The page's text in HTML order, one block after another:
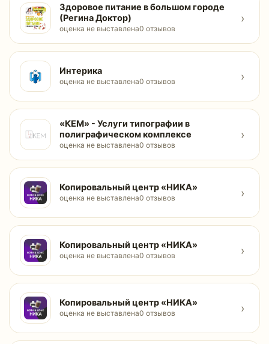
Здоровое питание в большом городе
(Регина Доктор)
оценка не выставлена0 отзывов
›
Интерика
оценка не выставлена0 отзывов ›
«КЕМ» - Услуги типографии в
полиграфическом комплексе
оценка не выставлена0 отзывов
›
Копировальный центр «НИКА»
оценка не выставлена0 отзывов ›
Копировальный центр «НИКА»
оценка не выставлена0 отзывов ›
Копировальный центр «НИКА»
оценка не выставлена0 отзывов ›